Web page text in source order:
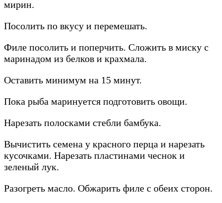
мирин.
Посолить по вкусу и перемешать.
Филе посолить и поперчить. Сложить в миску с
маринадом из белков и крахмала.
Оставить минимум на 15 минут.
Пока рыба маринуется подготовить овощи.
Нарезать полосками стебли бамбука.
Вычистить семена у красного перца и нарезать
кусочками. Нарезать пластинами чеснок и
зеленый лук.
Разогреть масло. Обжарить филе с обеих сторон.